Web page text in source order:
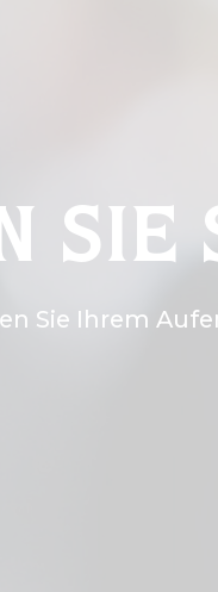
SIE
Sie Ihrem